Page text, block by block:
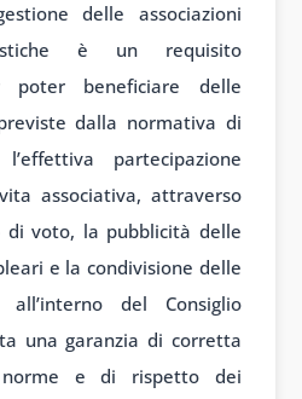
delle associazioni
è un requisito
poter beneficiare delle
dalla normativa di
partecipazione
associativa, attraverso
di voto, la pubblicità delle
e la condivisione delle
all’interno del Consiglio
una garanzia di corretta
norme e di rispetto dei